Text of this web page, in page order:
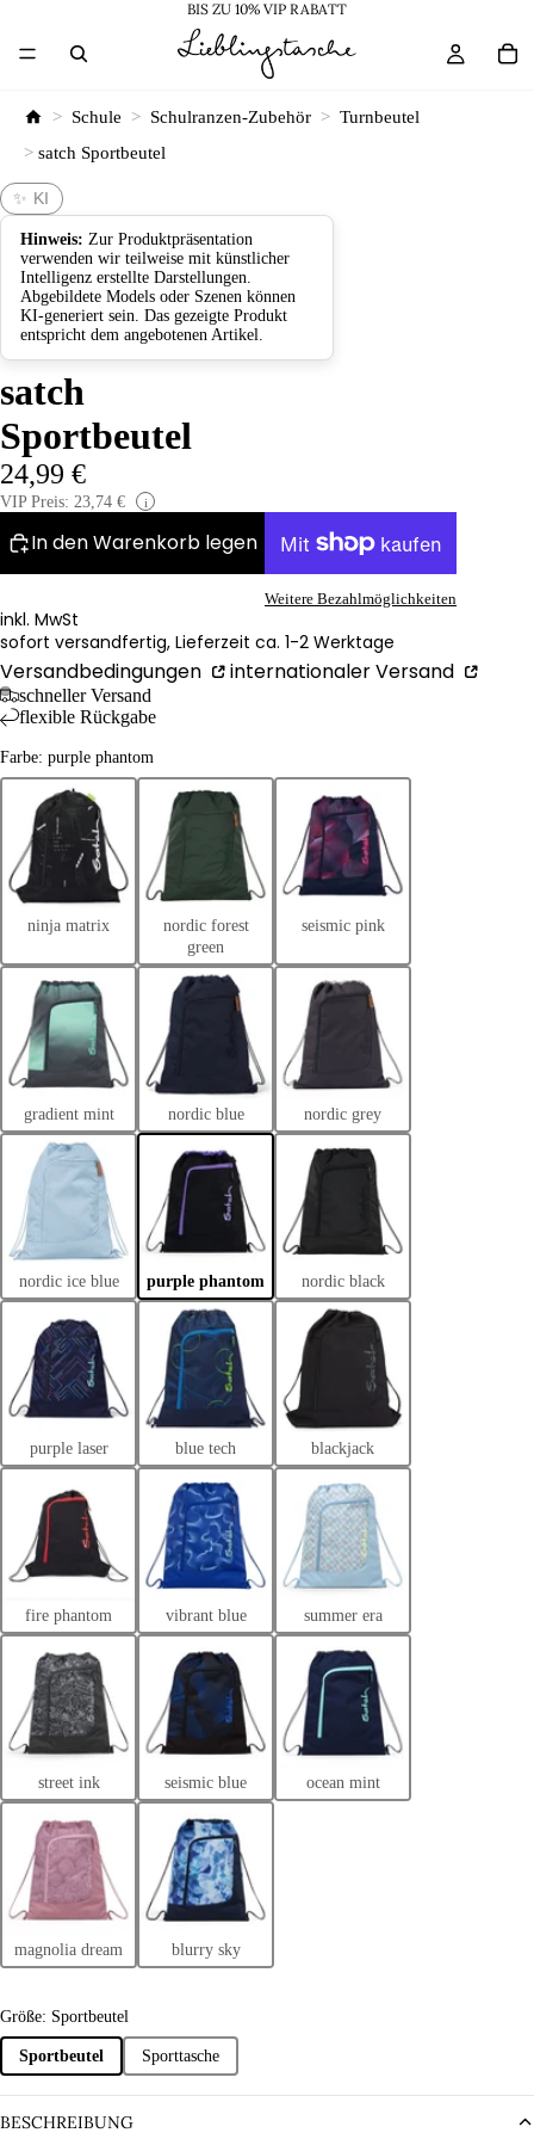
BIS ZU 10% VIP RABATT
> Schule > Schulranzen-Zubehör > Turnbeutel
> satch Sportbeutel
✨ KI
Hinweis: Zur Produktpräsentation
verwenden wir teilweise mit künstlicher
Intelligenz erstellte Darstellungen.
Abgebildete Models oder Szenen können
KI-generiert sein. Das gezeigte Produkt
entspricht dem angebotenen Artikel.
satch
Sportbeutel
24,99 €
VIP Preis: 23,74 € i
In den Warenkorb legen
Weitere Bezahlmöglichkeiten
inkl. MwSt
sofort versandfertig, Lieferzeit ca. 1-2 Werktage
Versandbedingungen internationaler Versand
schneller Versand
flexible Rückgabe
Farbe: purple phantom
ninja matrix
nordic forest
green
seismic pink
gradient mint nordic blue nordic grey
nordic ice blue purple phantom nordic black
purple laser blue tech blackjack
fire phantom vibrant blue summer era
street ink seismic blue ocean mint
magnolia dream blurry sky
Größe: Sportbeutel
Sportbeutel Sporttasche
BESCHREIBUNG